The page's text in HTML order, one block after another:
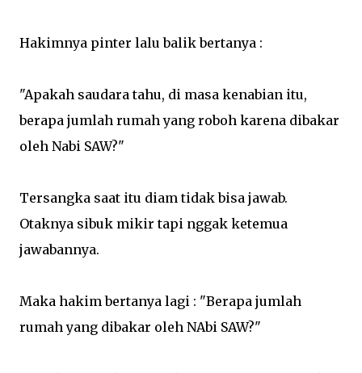
Hakimnya pinter lalu balik bertanya :
"Apakah saudara tahu, di masa kenabian itu,
berapa jumlah rumah yang roboh karena dibakar
oleh Nabi SAW?"
Tersangka saat itu diam tidak bisa jawab.
Otaknya sibuk mikir tapi nggak ketemua
jawabannya.
Maka hakim bertanya lagi : "Berapa jumlah
rumah yang dibakar oleh NAbi SAW?"